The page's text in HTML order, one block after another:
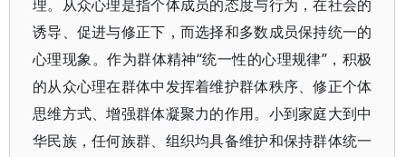
理。从众心理是指个体成员的态度与行为，在社会的
诱导、促进与修正下，而选择和多数成员保持统一的
心理现象。作为群体精神“统一性的心理规律”，积极
的从众心理在群体中发挥着维护群体秩序、修正个体
思维方式、增强群体凝聚力的作用。小到家庭大到中
华民族，任何族群、组织均具备维护和保持群体统一